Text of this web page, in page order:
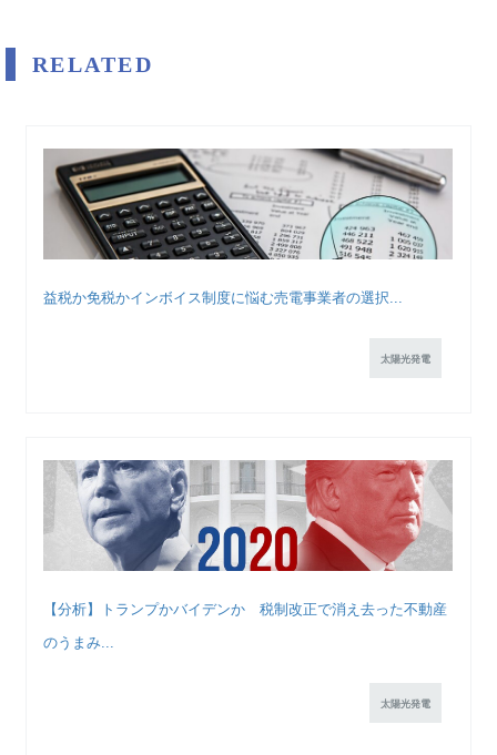
RELATED
益税か免税かインボイス制度に悩む売電事業者の選択...
太陽光発電
【分析】トランプかバイデンか 税制改正で消え去った不動産
のうまみ...
太陽光発電